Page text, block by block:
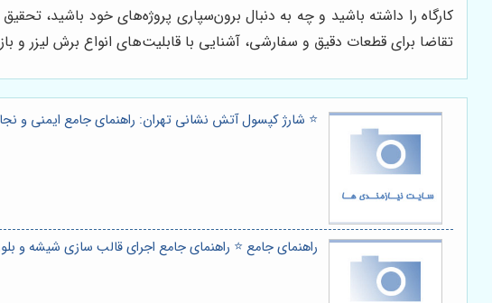
کارگاه را داشته باشید و چه به دنبال برون‌سپاری پروژه‌های خود باشید،
تقاضا برای قطعات دقیق و سفارشی، آشنایی با قابلیت‌های انواع برش لیزر و
⭐️ شارژ کپسول آتش نشانی تهران: راهنمای جامع ایمنی و
راهنمای جامع ⭐️ راهنمای جامع اجرای قالب سازی شیشه و بلور